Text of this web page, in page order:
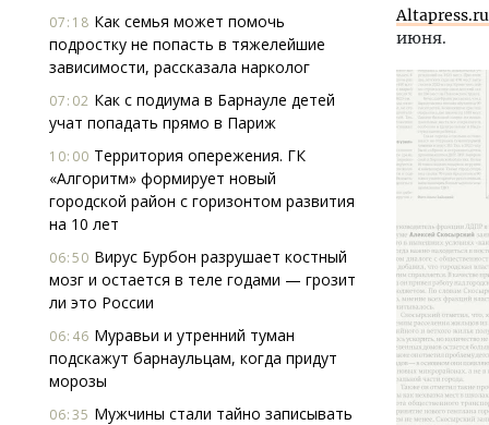
07:18 Как семья может помочь
подростку не попасть в тяжелейшие
зависимости, рассказала нарколог
07:02 Как с подиума в Барнауле детей
учат попадать прямо в Париж
10:00 Территория опережения. ГК
«Алгоритм» формирует новый
городской район с горизонтом развития
на 10 лет
06:50 Вирус Бурбон разрушает костный
мозг и остается в теле годами — грозит
ли это России
06:46 Муравьи и утренний туман
подскажут барнаульцам, когда придут
морозы
06:35 Мужчины стали тайно записывать
Altapress.ru
июня.
Смелость архитектурных идей.
Генеральный директор компании
ЗИАС — об эстетике городов,
трендах в фасадах и развитии рынка